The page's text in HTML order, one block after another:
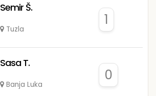
Semir Š.
Tuzla
1
Sasa T.
Banja Luka
0